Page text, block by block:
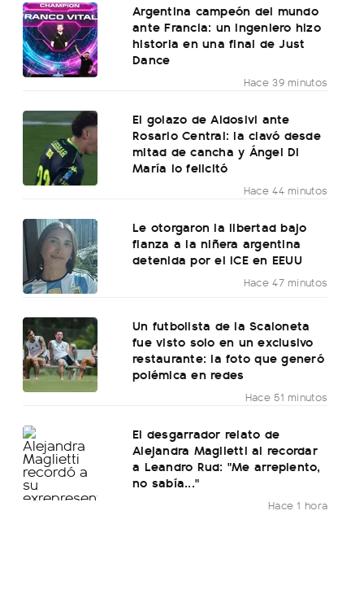
Argentina campeón del mundo
ante Francia: un ingeniero hizo
historia en una final de Just
Dance
Hace 39 minutos
El golazo de Aldosivi ante
Rosario Central: la clavó desde
mitad de cancha y Ángel Di
María lo felicitó
Hace 44 minutos
Le otorgaron la libertad bajo
fianza a la niñera argentina
detenida por el ICE en EEUU
Hace 47 minutos
Un futbolista de la Scaloneta
fue visto solo en un exclusivo
restaurante: la foto que generó
polémica en redes
Hace 51 minutos
El desgarrador relato de
Alejandra Maglietti al recordar
a Leandro Rud: "Me arrepiento,
no sabía..."
Hace 1 hora